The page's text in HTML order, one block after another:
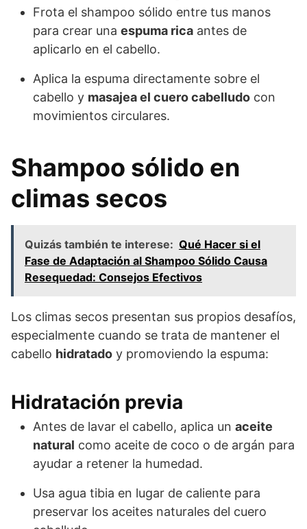
Frota el shampoo sólido entre tus manos
para crear una espuma rica antes de
aplicarlo en el cabello.
Aplica la espuma directamente sobre el
cabello y masajea el cuero cabelludo con
movimientos circulares.
Shampoo sólido en
climas secos
Quizás también te interese: Qué Hacer si el
Fase de Adaptación al Shampoo Sólido Causa
Resequedad: Consejos Efectivos
Los climas secos presentan sus propios desafíos,
especialmente cuando se trata de mantener el
cabello hidratado y promoviendo la espuma:
Hidratación previa
Antes de lavar el cabello, aplica un aceite
natural como aceite de coco o de argán para
ayudar a retener la humedad.
Usa agua tibia en lugar de caliente para
preservar los aceites naturales del cuero